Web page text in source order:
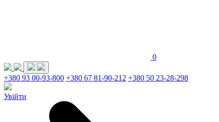
0
+380 93 00-93-800 +380 67 81-90-212 +380 50 23-28-298
Увійти